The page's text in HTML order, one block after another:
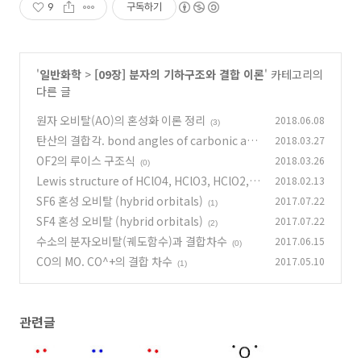
9 구독하기
'일반화학 > [09장] 분자의 기하구조와 결합 이론' 카테고리의
다른 글
원자 오비탈(AO)의 혼성화 이론 정리
(3) 2018.06.08
탄산의 결합각. bond angles of carbonic aci
d (0)
2018.03.27
OF2의 루이스 구조식 (0) 2018.03.26
Lewis structure of HClO4, HClO3, HClO2, a
nd HClO
(0)
2018.02.13
SF6 혼성 오비탈 (hybrid orbitals) (1) 2017.07.22
SF4 혼성 오비탈 (hybrid orbitals) (2) 2017.07.22
수소의 분자오비탈(궤도함수)과 결합차수 (0) 2017.06.15
CO의 MO. CO^+의 결합 차수 (1) 2017.05.10
관련글